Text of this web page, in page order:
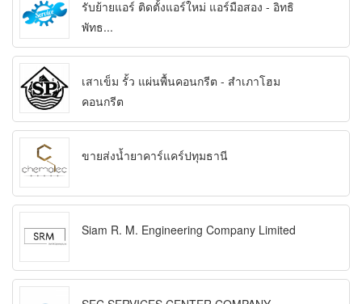
รับย้ายแอร์ ติดตั้งแอร์ใหม่ แอร์มือสอง - อิทธิ
พัทธ...
เสาเข็ม รั้ว แผ่นพื้นคอนกรีต - สำเภาโฮม
คอนกรีต
ขายส่งน้ำยาคาร์แคร์ปทุมธานี
Siam R. M. Engineering Company Limited